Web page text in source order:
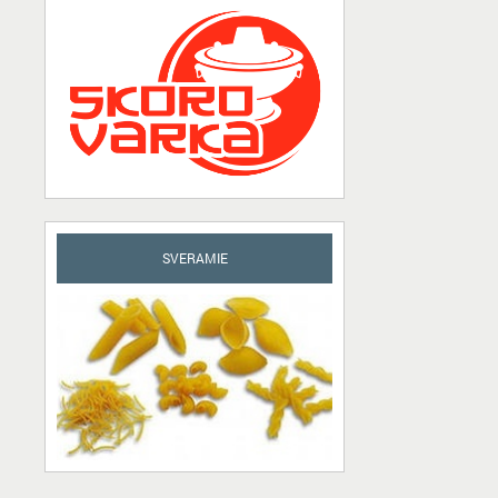
SVERAMIE